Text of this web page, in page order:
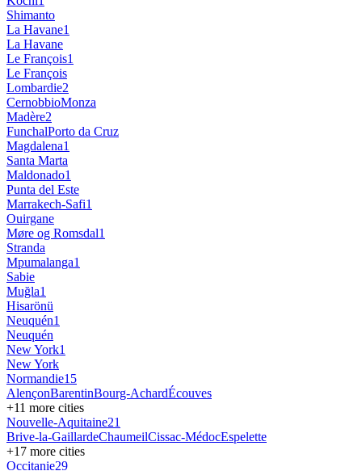
Shimanto
La Havane1
La Havane
Le François1
Le François
Lombardie2
CernobbioMonza
Madère2
FunchalPorto da Cruz
Magdalena1
Santa Marta
Maldonado1
Punta del Este
Marrakech-Safi1
Ouirgane
Møre og Romsdal1
Stranda
Mpumalanga1
Sabie
Muğla1
Hisarönü
Neuquén1
Neuquén
New York1
New York
Normandie15
AlençonBarentinBourg-AchardÉcouves
+11 more cities
Nouvelle-Aquitaine21
Brive-la-GaillardeChaumeilCissac-MédocEspelette
+17 more cities
Occitanie29